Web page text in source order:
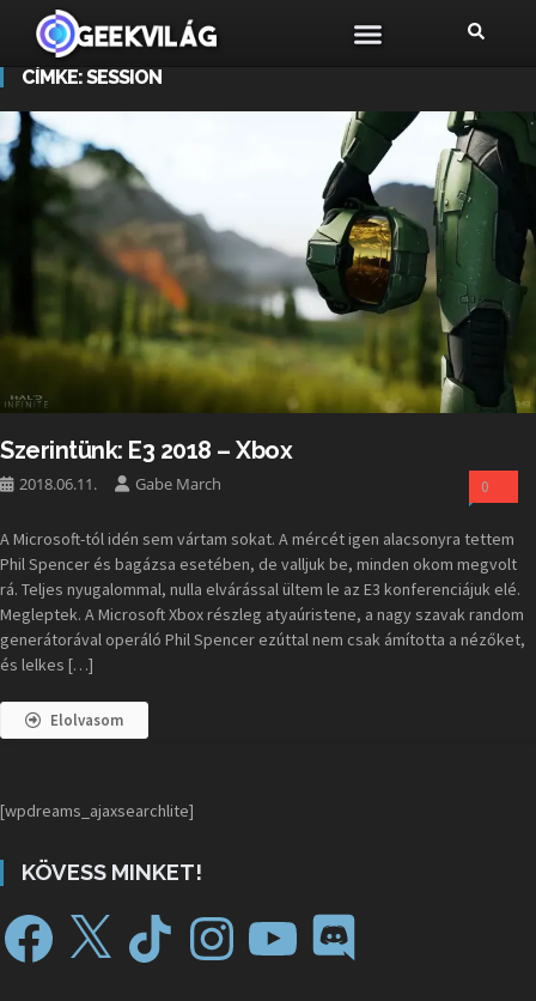
CÍMKE:SESSION
Szerintünk: E3 2018 – Xbox
2018.06.11. Gabe March 0
A Microsoft-tól idén sem vártam sokat. A mércét igen alacsonyra tettem
Phil Spencer és bagázsa esetében, de valljuk be, minden okom megvolt
rá. Teljes nyugalommal, nulla elvárással ültem le az E3 konferenciájuk elé.
Megleptek. A Microsoft Xbox részleg atyaúristene, a nagy szavak random
generátorával operáló Phil Spencer ezúttal nem csak ámította a nézőket,
és lelkes […]
Elolvasom
[wpdreams_ajaxsearchlite]
KÖVESS MINKET!